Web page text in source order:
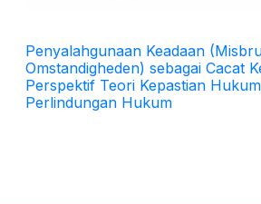
Penyalahgunaan Keadaan
Omstandigheden) sebagai Cacat
Perspektif Teori Kepastian
Perlindungan Hukum